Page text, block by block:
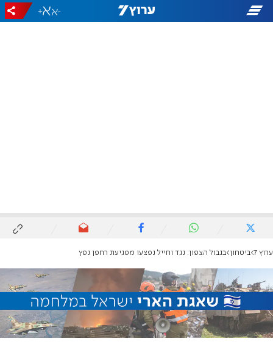
-
+
ערוץ 7 ביטחון בגבול הצפון: נגד וחייל נפצעו מפגיעת רחפן נפץ